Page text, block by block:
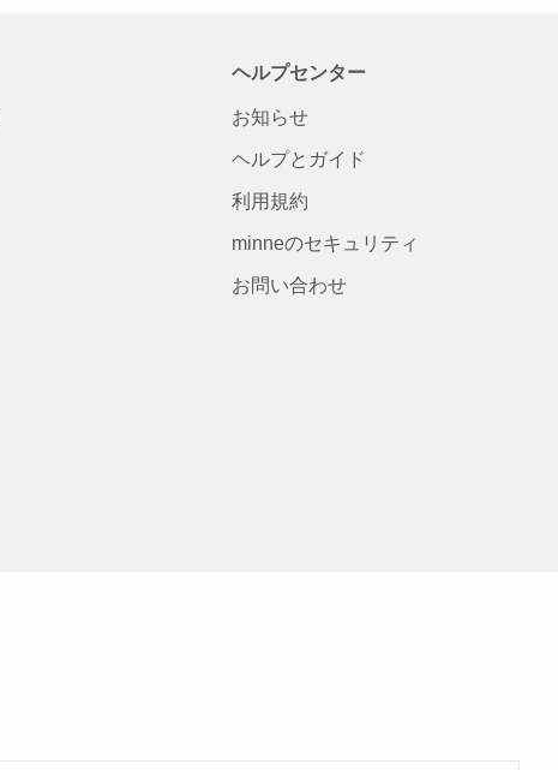
ヘルプセンター
お知らせ
ヘルプとガイド
利用規約
minneのセキュリティ
お問い合わせ